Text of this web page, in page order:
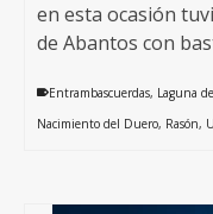
en esta ocasión
de Abantos con
Entrambascuerdas, Laguna
Nacimiento del Duero, Rasón,